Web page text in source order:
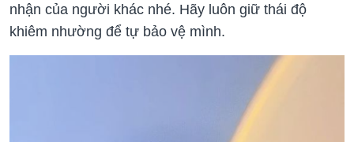
nhận của người khác nhé. Hãy luôn giữ thái độ
khiêm nhường để tự bảo vệ mình.